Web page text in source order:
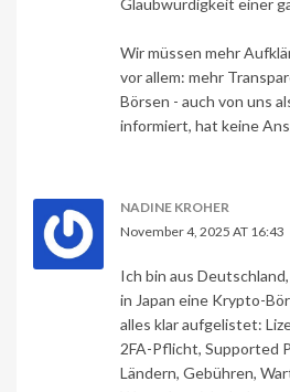
Wir müssen mehr
vor allem: mehr
Börsen - auch von uns
informiert, hat keine
NADINE KROHER
November 4, 2025 AT 16:43
Ich bin aus
in Japan eine Krypto-
alles klar aufgelistet:
2FA-Pflicht, Supported
Ländern, Gebühren,